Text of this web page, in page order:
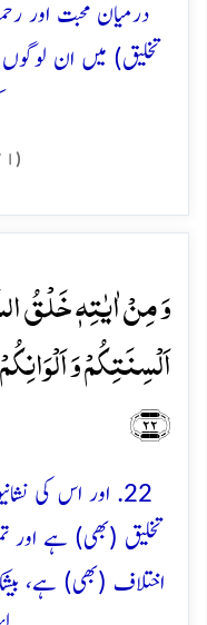
درمیان محبت اور
تخلیق) میں ان
وَ مِنۡ اٰیٰتِہٖ خَلۡقُ
اَلۡسِنَتِکُمۡ وَ
﴿۲۲﴾
22. اور اس کی
تخلیق (بھی) ہے اور
اختلاف (بھی) ہے،